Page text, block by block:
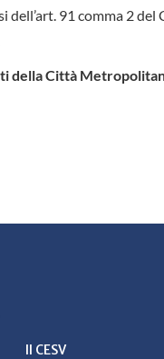
dell’art. 91 comma 2
della Città
Il CESV